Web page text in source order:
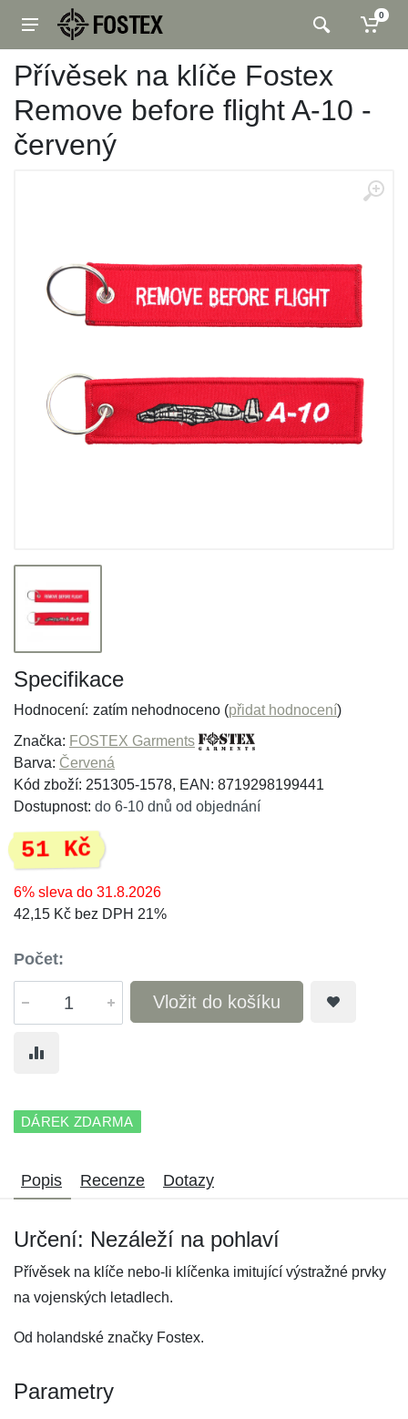
0
Přívěsek na klíče Fostex
Remove before flight A-10 -
červený
Specifikace
Hodnocení: zatím nehodnoceno (přidat hodnocení)
Značka: FOSTEX Garments
Barva: Červená
Kód zboží: 251305-1578, EAN: 8719298199441
Dostupnost: do 6-10 dnů od objednání
51 Kč
6% sleva do 31.8.2026
42,15 Kč bez DPH 21%
Počet:
Vložit do košíku
DÁREK ZDARMA
Popis Recenze Dotazy
Určení: Nezáleží na pohlaví
Přívěsek na klíče nebo-li klíčenka imitující výstražné prvky
na vojenských letadlech.
Od holandské značky Fostex.
Parametry